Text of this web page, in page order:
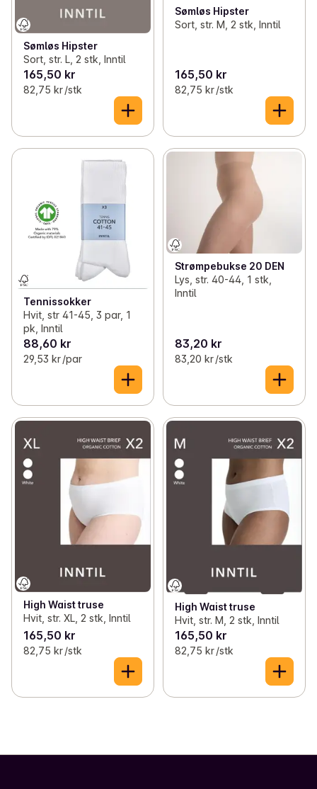
Sømløs Hipster
Sort, str. L, 2 stk, Inntil
165,50 kr
82,75 kr /stk
Sømløs Hipster
Sort, str. M, 2 stk, Inntil
165,50 kr
82,75 kr /stk
Tennissokker
Hvit, str 41-45, 3 par, 1
pk, Inntil
88,60 kr
29,53 kr /par
Strømpebukse 20 DEN
Lys, str. 40-44, 1 stk,
Inntil
83,20 kr
83,20 kr /stk
High Waist truse
Hvit, str. XL, 2 stk, Inntil
165,50 kr
82,75 kr /stk
High Waist truse
Hvit, str. M, 2 stk, Inntil
165,50 kr
82,75 kr /stk